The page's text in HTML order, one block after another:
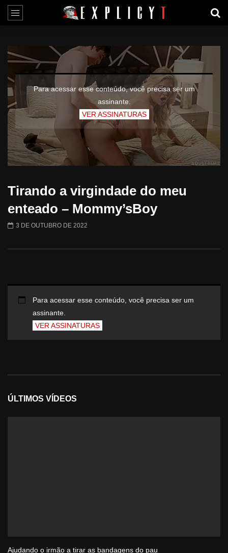
Para acessar esse conteúdo, você precisa ser um
assinante.
VER ASSINATURAS
Tirando a virgindade do meu
enteado – Mommy’sBoy
3 DE OUTUBRO DE 2022
Para acessar esse conteúdo, você precisa ser um
assinante.
VER ASSINATURAS
ÚLTIMOS VÍDEOS
Ajudando o irmão a tirar as bandagens do pau